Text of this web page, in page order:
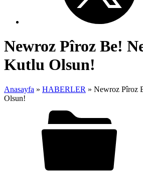
Newroz Pîroz Be!
Kutlu Olsun!
Anasayfa » HABERLER » Newroz Pîroz
Olsun!